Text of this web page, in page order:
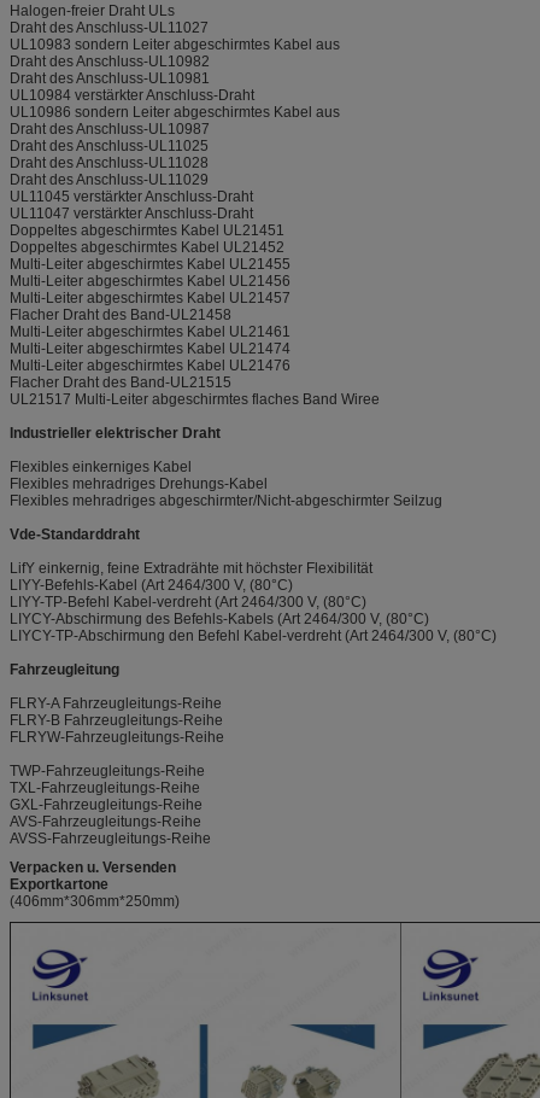
Halogen-freier Draht ULs
Draht des Anschluss-UL11027
UL10983 sondern Leiter abgeschirmtes Kabel aus
Draht des Anschluss-UL10982
Draht des Anschluss-UL10981
UL10984 verstärkter Anschluss-Draht
UL10986 sondern Leiter abgeschirmtes Kabel aus
Draht des Anschluss-UL10987
Draht des Anschluss-UL11025
Draht des Anschluss-UL11028
Draht des Anschluss-UL11029
UL11045 verstärkter Anschluss-Draht
UL11047 verstärkter Anschluss-Draht
Doppeltes abgeschirmtes Kabel UL21451
Doppeltes abgeschirmtes Kabel UL21452
Multi-Leiter abgeschirmtes Kabel UL21455
Multi-Leiter abgeschirmtes Kabel UL21456
Multi-Leiter abgeschirmtes Kabel UL21457
Flacher Draht des Band-UL21458
Multi-Leiter abgeschirmtes Kabel UL21461
Multi-Leiter abgeschirmtes Kabel UL21474
Multi-Leiter abgeschirmtes Kabel UL21476
Flacher Draht des Band-UL21515
UL21517 Multi-Leiter abgeschirmtes flaches Band Wiree
Industrieller elektrischer Draht
Flexibles einkerniges Kabel
Flexibles mehradriges Drehungs-Kabel
Flexibles mehradriges abgeschirmter/Nicht-abgeschirmter Seilzug
Vde-Standarddraht
LifY einkernig, feine Extradrähte mit höchster Flexibilität
LIYY-Befehls-Kabel (Art 2464/300 V, (80°C)
LIYY-TP-Befehl Kabel-verdreht (Art 2464/300 V, (80°C)
LIYCY-Abschirmung des Befehls-Kabels (Art 2464/300 V, (80°C)
LIYCY-TP-Abschirmung den Befehl Kabel-verdreht (Art 2464/300 V, (80°C)
Fahrzeugleitung
FLRY-A Fahrzeugleitungs-Reihe
FLRY-B Fahrzeugleitungs-Reihe
FLRYW-Fahrzeugleitungs-Reihe
TWP-Fahrzeugleitungs-Reihe
TXL-Fahrzeugleitungs-Reihe
GXL-Fahrzeugleitungs-Reihe
AVS-Fahrzeugleitungs-Reihe
AVSS-Fahrzeugleitungs-Reihe
Verpacken u. Versenden
Exportkartone
(406mm*306mm*250mm)